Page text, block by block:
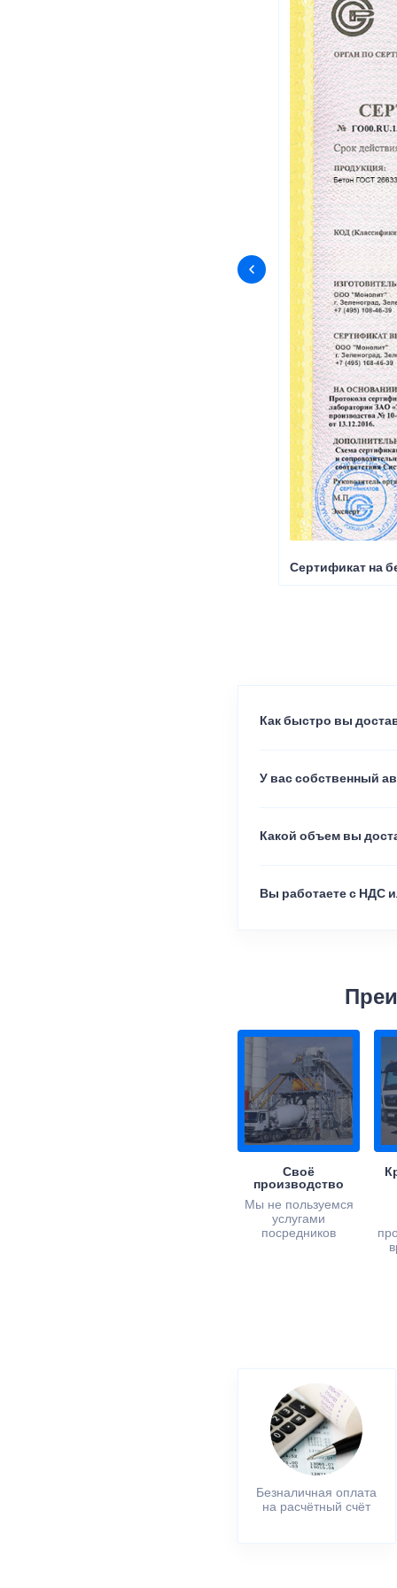
Сертификат на
Как быстро вы
У вас собственный
Какой объем вы
Вы работаете с НДС
Своё
производство
Мы не пользуемся
услугами
посредников
Безналичная оплата
на расчётный счёт